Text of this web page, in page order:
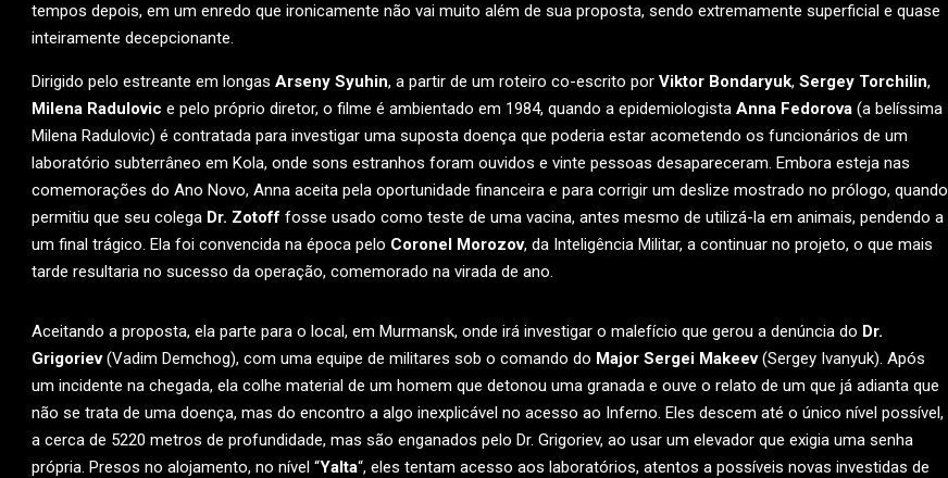
tempos depois, em um enredo que ironicamente não vai muito além de sua proposta, sendo extremamente superficial e quase
inteiramente decepcionante.
Dirigido pelo estreante em longas Arseny Syuhin, a partir de um roteiro co-escrito por Viktor Bondaryuk, Sergey Torchilin,
Milena Radulovic e pelo próprio diretor, o filme é ambientado em 1984, quando a epidemiologista Anna Fedorova (a belíssima
Milena Radulovic) é contratada para investigar uma suposta doença que poderia estar acometendo os funcionários de um
laboratório subterrâneo em Kola, onde sons estranhos foram ouvidos e vinte pessoas desapareceram. Embora esteja nas
comemorações do Ano Novo, Anna aceita pela oportunidade financeira e para corrigir um deslize mostrado no prólogo, quando
permitiu que seu colega Dr. Zotoff fosse usado como teste de uma vacina, antes mesmo de utilizá-la em animais, pendendo a
um final trágico. Ela foi convencida na época pelo Coronel Morozov, da Inteligência Militar, a continuar no projeto, o que mais
tarde resultaria no sucesso da operação, comemorado na virada de ano.
Aceitando a proposta, ela parte para o local, em Murmansk, onde irá investigar o malefício que gerou a denúncia do Dr.
Grigoriev(Vadim Demchog), com uma equipe de militares sob o comando do Major Sergei Makeev(Sergey Ivanyuk). Após
um incidente na chegada, ela colhe material de um homem que detonou uma granada e ouve o relato de um que já adianta que
não se trata de uma doença, mas do encontro a algo inexplicável no acesso ao Inferno. Eles descem até o único nível possível,
a cerca de 5220 metros de profundidade, mas são enganados pelo Dr. Grigoriev, ao usar um elevador que exigia uma senha
própria. Presos no alojamento, no nível “Yalta“, eles tentam acesso aos laboratórios, atentos a possíveis novas investidas de